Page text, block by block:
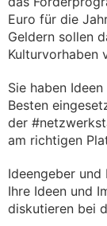
Euro für die
Geldern sollen
Kulturvorhaben
Sie haben
Besten
der
am richtigen
Ideengeber
Ihre Ideen und
diskutieren bei